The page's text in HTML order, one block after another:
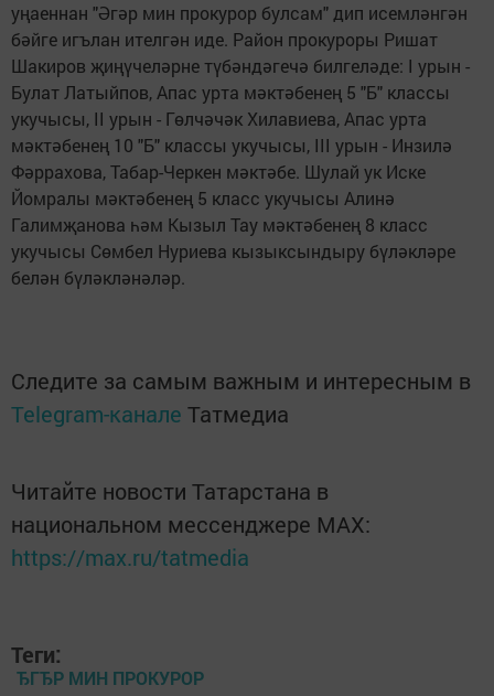
уңаеннан "Әгәр мин прокурор булсам" дип исемләнгән
бәйге игълан ителгән иде. Район прокуроры Ришат
Шакиров җиңүчеләрне түбәндәгечә билгеләде: I урын -
Булат Латыйпов, Апас урта мәктәбенең 5 "Б" классы
укучысы, II урын - Гөлчәчәк Хилавиева, Апас урта
мәктәбенең 10 "Б" классы укучысы, III урын - Инзилә
Фәррахова, Табар-Черкен мәктәбе. Шулай ук Иске
Йомралы мәктәбенең 5 класс укучысы Алинә
Галимҗанова һәм Кызыл Тау мәктәбенең 8 класс
укучысы Сөмбел Нуриева кызыксындыру бүләкләре
белән бүләкләнәләр.
Следите за самым важным и интересным в
Telegram-канале Татмедиа
Читайте новости Татарстана в
национальном мессенджере MАХ:
https://max.ru/tatmedia
Теги:
ЂГЂР МИН ПРОКУРОР